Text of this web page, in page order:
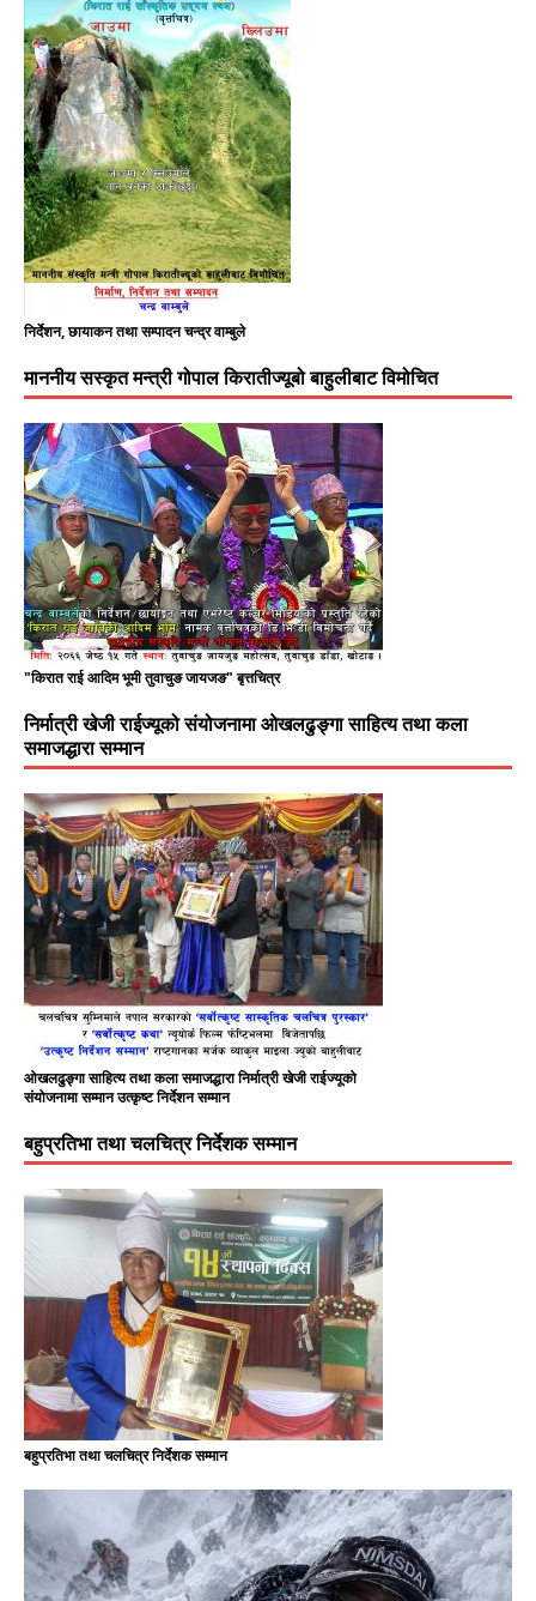
निर्देशन, छायाकन तथा सम्पादन चन्द्र वाम्बुले
माननीय सस्कृत मन्त्री गोपाल किरातीज्यूबो बाहुलीबाट विमोचित
"किरात राई आदिम भूमी तुवाचुङ जायजङ" बृत्तचित्र
निर्मात्री खेजी राईज्यूको संयोजनामा ओखलढुङ्गा साहित्य तथा कला
समाजद्धारा सम्मान
ओखलढुङ्गा साहित्य तथा कला समाजद्धारा निर्मात्री खेजी राईज्यूको
संयोजनामा सम्मान उत्कृष्ट निर्देशन सम्मान
बहुप्रतिभा तथा चलचित्र निर्देशक सम्मान
बहुप्रतिभा तथा चलचित्र निर्देशक सम्मान
३ प्रतिशत करबाट पछि हट्यो सरकार
जनतालई भार पर्ने भन्दै ३ कर हटाउने निर्णय पुगेको प्रधानमन्त्री कार्यालय